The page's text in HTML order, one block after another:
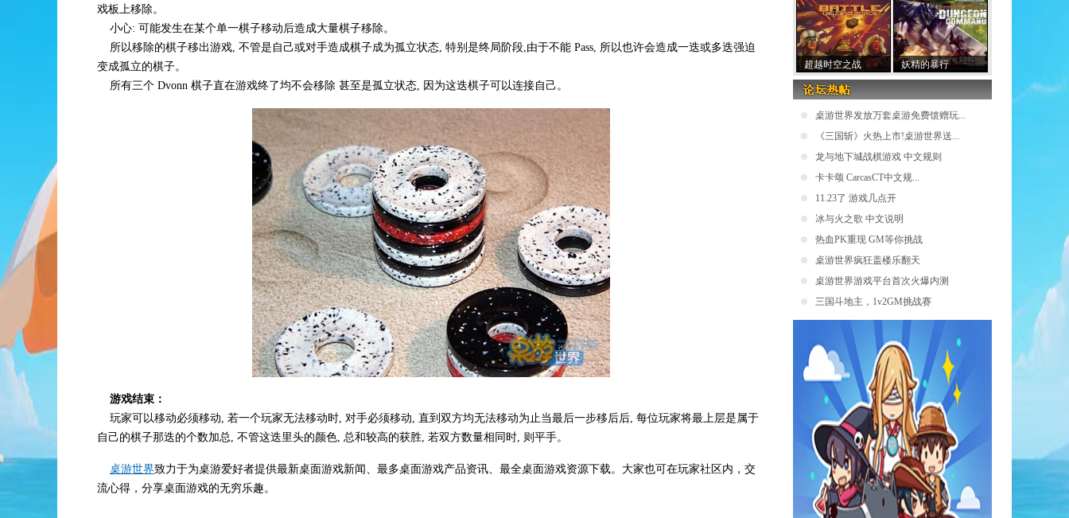
戏板上移除。
小心: 可能发生在某个单一棋子移动后造成大量棋子移除。
所以移除的棋子移出游戏, 不管是自己或对手造成棋子成为孤立状态, 特别是终局阶段,由于不能 Pass, 所以也许会造成一迭或多迭强迫
变成孤立的棋子。
所有三个 Dvonn 棋子直在游戏终了均不会移除 甚至是孤立状态, 因为这迭棋子可以连接自己。
游戏结束：
玩家可以移动必须移动, 若一个玩家无法移动时, 对手必须移动, 直到双方均无法移动为止当最后一步移后后, 每位玩家将最上层是属于
自己的棋子那迭的个数加总, 不管这迭里头的颜色, 总和较高的获胜, 若双方数量相同时, 则平手。
桌游世界致力于为桌游爱好者提供最新桌面游戏新闻、最多桌面游戏产品资讯、最全桌面游戏资源下载。大家也可在玩家社区内，交
流心得，分享桌面游戏的无穷乐趣。
超越时空之战 妖精的暴行
桌游世界发放万套桌游免费馈赠玩...
《三国斩》火热上市!桌游世界送...
龙与地下城战棋游戏 中文规则
卡卡颂 CarcasCT中文规...
11.23了 游戏几点开
冰与火之歌 中文说明
热血PK重现 GM等你挑战
桌游世界疯狂盖楼乐翻天
桌游世界游戏平台首次火爆内测
三国斗地主，1v2GM挑战赛